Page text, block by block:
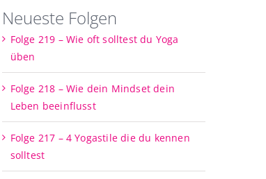
Neueste Folgen
Folge 219 – Wie oft solltest du Yoga
üben
Folge 218 – Wie dein Mindset dein
Leben beeinflusst
Folge 217 – 4 Yogastile die du kennen
solltest